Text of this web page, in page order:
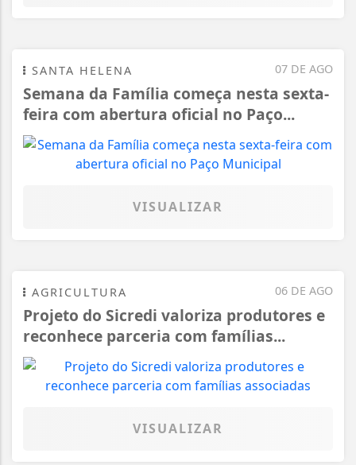
07 DE AGO
SANTA HELENA
Semana da Família começa nesta sexta-
feira com abertura oficial no Paço...
VISUALIZAR
06 DE AGO
AGRICULTURA
Projeto do Sicredi valoriza produtores e
reconhece parceria com famílias...
VISUALIZAR